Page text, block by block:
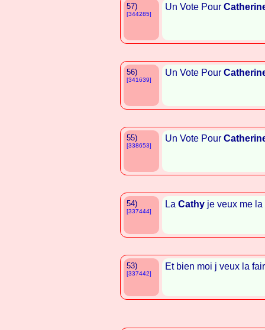
57)
[344285]
Un Vote Pour
56)
[341639]
Un Vote Pour
55)
[338653]
Un Vote Pour
54)
[337444]
La Cathy je veux me la
53)
[337442]
Et bien moi j veux la